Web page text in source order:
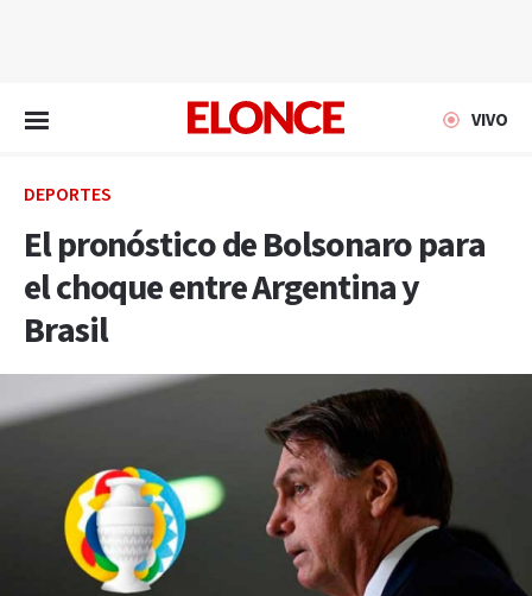
VIVO
DEPORTES
El pronóstico de Bolsonaro para
el choque entre Argentina y
Brasil